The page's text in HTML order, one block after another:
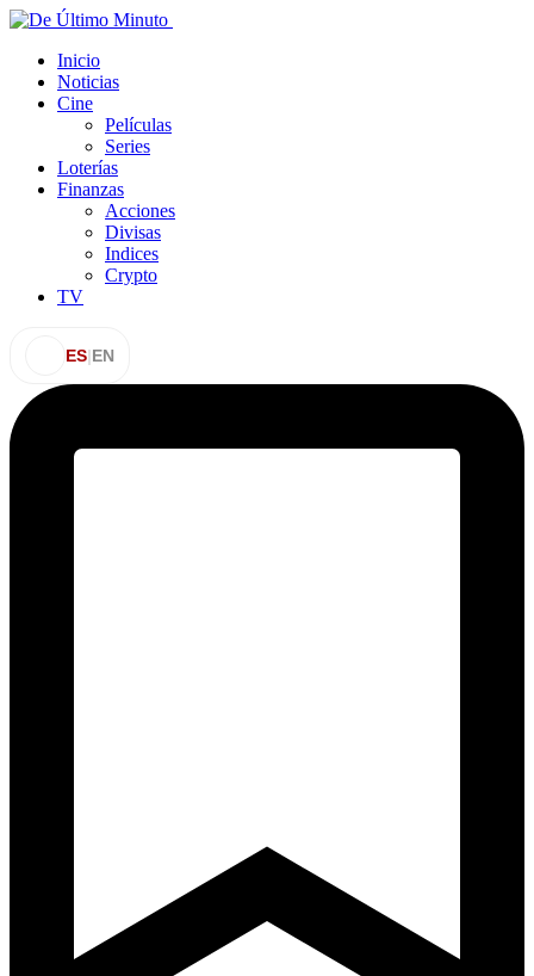
Inicio
Noticias
Cine
Películas
Series
Loterías
Finanzas
Acciones
Divisas
Indices
Crypto
TV
ES|EN